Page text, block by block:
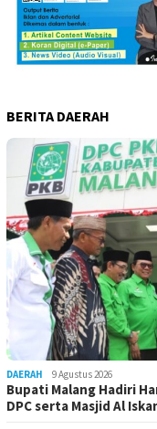
BERITA DAERAH
DAERAH 9 Agustus 2026
Bupati Malang Hadiri
DPC serta Masjid Al